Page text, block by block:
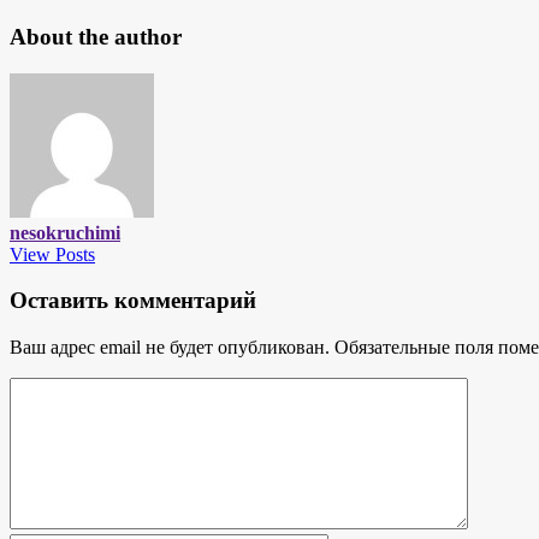
About the author
nesokruchimi
View Posts
Оставить комментарий
Ваш адрес email не будет опубликован. Обязательные поля